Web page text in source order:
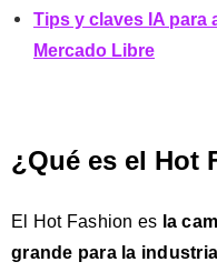
Tips y claves IA para
Mercado Libre
¿Qué es el Hot
El Hot Fashion es la
grande para la